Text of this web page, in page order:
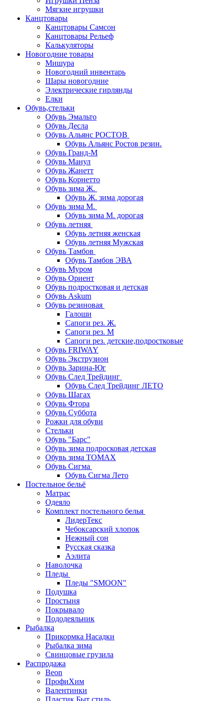
Мягкие игрушки
Канцтовары
Канцтовары Самсон
Канцтовары Рельеф
Калькуляторы
Новогодние товары
Мишура
Новогодний инвентарь
Шары новогодние
Электрические гирлянды
Елки
Обувь,стельки
Обувь Эмальто
Обувь Десла
Обувь Альянс РОСТОВ
Обувь Альянс Ростов резин.
Обувь Гранд-М
Обувь Манул
Обувь Жанетт
Обувь Корнетто
Обувь зима Ж.
Обувь Ж. зима дорогая
Обувь зима М.
Обувь зима М. дорогая
Обувь летняя
Обувь летняя женская
Обувь летняя Мужская
Обувь Тамбов
Обувь Тамбов ЭВА
Обувь Муром
Обувь Ориент
Обувь подростковая и детская
Обувь Askum
Обувь резиновая
Галоши
Сапоги рез. Ж.
Сапоги рез. М
Сапоги рез. детские,подростковые
Обувь FRIWAY
Обувь Экструзион
Обувь Зарина-Юг
Обувь След Трейдинг
Обувь След Трейдинг ЛЕТО
Обувь Шагах
Обувь Фтора
Обувь Суббота
Рожки для обуви
Стельки
Обувь "Барс"
Обувь зима подросковая детская
Обувь зима ТОМАХ
Обувь Сигма
Обувь Сигма Лето
Постельное бельё
Матрас
Одеяло
Комплект постельного белья
ЛидерТекс
Чебоксарский хлопок
Нежный сон
Русская сказка
Аэлита
Наволочка
Пледы
Пледы "SMOON"
Подушка
Простыня
Покрывало
Пододеяльник
Рыбалка
Прикормка Насадки
Рыбалка зима
Свинцовые грузила
Распродажа
Beon
ПрофиХим
Валентинки
Пластик Быт стиль